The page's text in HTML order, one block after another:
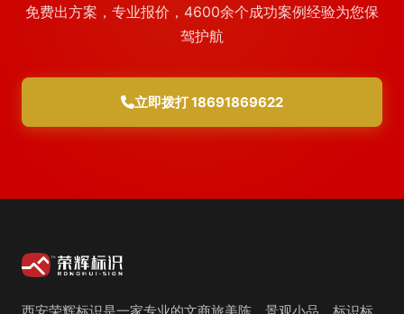
免费出方案，专业报价，4600余个成功案例经验为您保
驾护航
立即拨打 18691869622